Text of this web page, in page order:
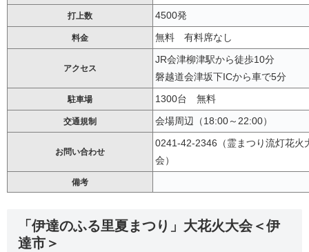
打上数 4500発
料金 無料 有料席なし
アクセス
JR会津柳津駅から徒歩10分
磐越道会津坂下ICから車で5分
駐車場 1300台 無料
交通規制 会場周辺（18:00～22:00）
お問い合わせ
0241-42-2346（霊まつり流灯花火
会）
備考
「伊達のふる里夏まつり」大花火大会＜伊
達市＞